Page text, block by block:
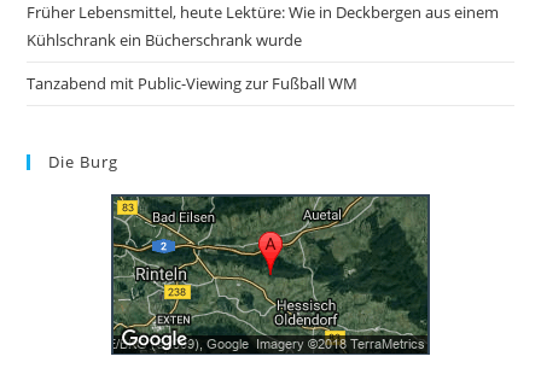
Früher Lebensmittel, heute Lektüre: Wie in Deckbergen aus einem
Kühlschrank ein Bücherschrank wurde
Tanzabend mit Public-Viewing zur Fußball WM
Die Burg